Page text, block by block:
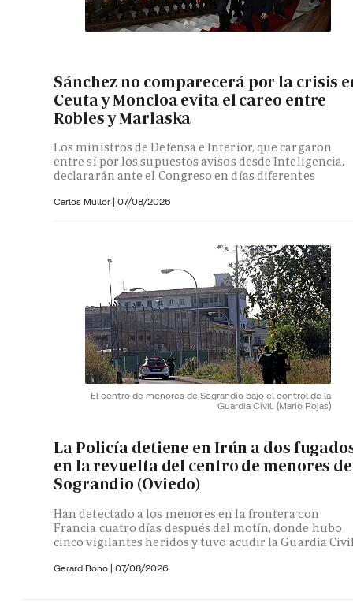
Sánchez no comparecerá por la crisis
Ceuta y Moncloa evita el careo entre
Robles y Marlaska
Los ministros de Defensa e Interior, que cargaron
entre sí por los supuestos avisos desde Inteligencia,
declararán ante el Congreso en días diferentes
Carlos Mullor | 07/08/2026
El centro de menores de Sograndio bajo el control de la
Guardia Civil. (Mario Rojas)
La Policía detiene en Irún a dos
en la revuelta del centro de menores de
Sograndio (Oviedo)
Han detectado a los menores en la frontera con
Francia cuatro días después del motín, donde hubo
cinco vigilantes heridos y tuvo acudir la Guardia
Gerard Bono | 07/08/2026